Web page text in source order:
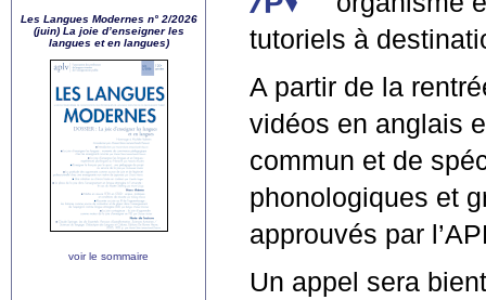
tutoriels à
A partir de la
vidéos en anglais
commun et de
phonologiques et
approuvés par l’
Un appel sera
Les Langues Modernes n° 2/2026
(juin) La joie d’enseigner les
langues et en langues)
voir le sommaire